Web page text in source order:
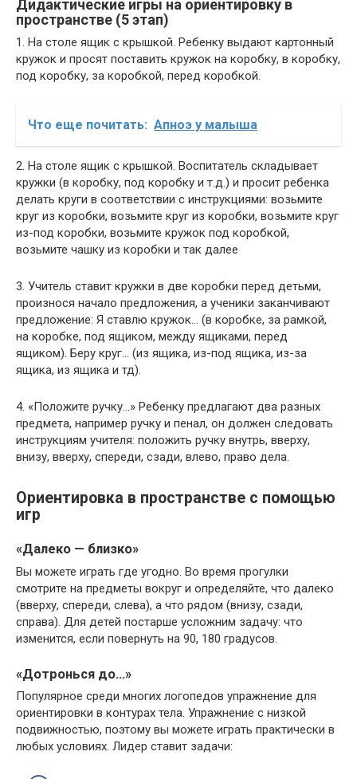
Дидактические игры на ориентировку в
пространстве (5 этап)
1. На столе ящик с крышкой. Ребенку выдают картонный
кружок и просят поставить кружок на коробку, в коробку,
под коробку, за коробкой, перед коробкой.
Что еще почитать: Апноэ у малыша
2. На столе ящик с крышкой. Воспитатель складывает
кружки (в коробку, под коробку и т.д.) и просит ребенка
делать круги в соответствии с инструкциями: возьмите
круг из коробки, возьмите круг из коробки, возьмите круг
из-под коробки, возьмите кружок под коробкой,
возьмите чашку из коробки и так далее
3. Учитель ставит кружки в две коробки перед детьми,
произнося начало предложения, а ученики заканчивают
предложение: Я ставлю кружок… (в коробке, за рамкой,
на коробке, под ящиком, между ящиками, перед
ящиком). Беру круг… (из ящика, из-под ящика, из-за
ящика, из ящика и тд).
4. «Положите ручку…» Ребенку предлагают два разных
предмета, например ручку и пенал, он должен следовать
инструкциям учителя: положить ручку внутрь, вверху,
внизу, вверху, спереди, сзади, влево, право дела.
Ориентировка в пространстве с помощью
игр
«Далеко — близко»
Вы можете играть где угодно. Во время прогулки
смотрите на предметы вокруг и определяйте, что далеко
(вверху, спереди, слева), а что рядом (внизу, сзади,
справа). Для детей постарше усложним задачу: что
изменится, если повернуть на 90, 180 градусов.
«Дотронься до…»
Популярное среди многих логопедов упражнение для
ориентировки в контурах тела. Упражнение с низкой
подвижностью, поэтому вы можете играть практически в
любых условиях. Лидер ставит задачи: